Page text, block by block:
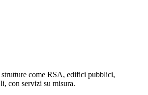
come RSA, edifici pubblici,
con servizi su misura.